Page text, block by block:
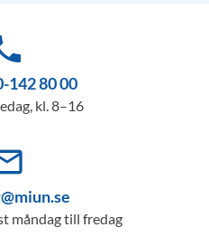
142 80 00
kl. 8–16
måndag till fredag